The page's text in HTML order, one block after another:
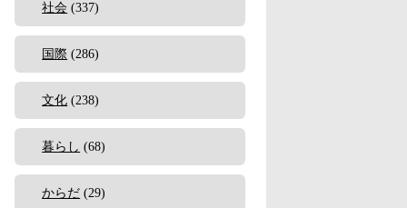
社会 (337)
国際 (286)
文化 (238)
暮らし (68)
からだ (29)